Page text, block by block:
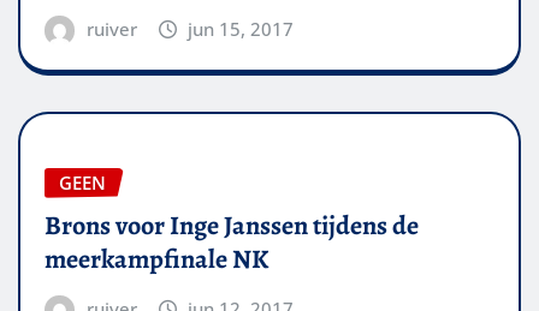
ruiver jun 15, 2017
GEEN
Brons voor Inge Janssen tijdens de
meerkampfinale NK